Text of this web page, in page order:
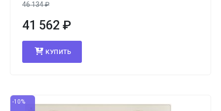
46 134₽
41 562 ₽
КУПИТЬ
-10%